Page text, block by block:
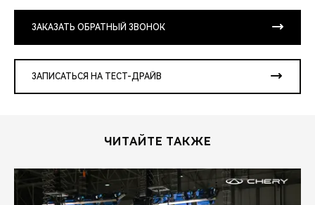
ЗАКАЗАТЬ ОБРАТНЫЙ ЗВОНОК
ЗАПИСАТЬСЯ НА ТЕСТ-ДРАЙВ
ЧИТАЙТЕ ТАКЖЕ